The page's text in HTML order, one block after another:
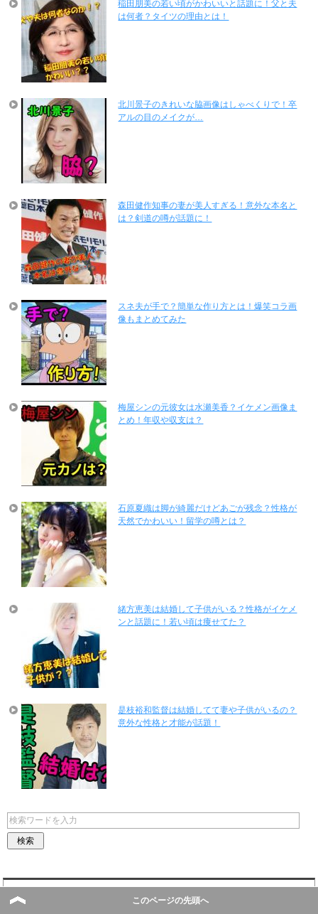
稲田朋美の若い頃がかわいいと話題に！父と夫
は何者？タイツの理由とは！
北川景子のきれいな脇画像はしゃべくりで！卒
アルの目のメイクが…
森田健作知事の妻が美人すぎる！意外な本名と
は？剣道の噂が話題に！
スネ夫が手で？簡単な作り方とは！爆笑コラ画
像もまとめてみた
梅屋シンの元彼女は水瀬美香？イケメン画像ま
とめ！年収や収支は？
石原夏織は脚が綺麗だけどあごが残念？性格が
天然でかわいい！留学の噂とは？
緒方恵美は結婚して子供がいる？性格がイケメ
ンと話題に！若い頃は痩せてた？
是枝裕和監督は結婚してて妻や子供がいるの？
意外な性格と才能が話題！
このページの先頭へ